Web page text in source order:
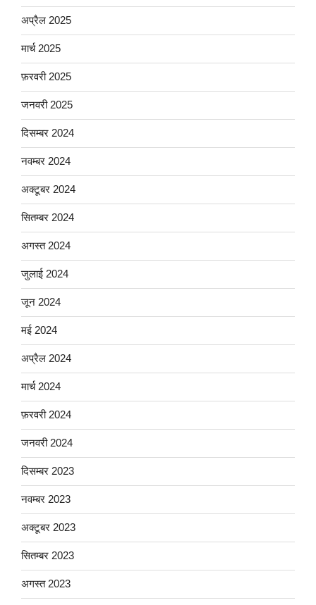
अप्रैल 2025
मार्च 2025
फ़रवरी 2025
जनवरी 2025
दिसम्बर 2024
नवम्बर 2024
अक्टूबर 2024
सितम्बर 2024
अगस्त 2024
जुलाई 2024
जून 2024
मई 2024
अप्रैल 2024
मार्च 2024
फ़रवरी 2024
जनवरी 2024
दिसम्बर 2023
नवम्बर 2023
अक्टूबर 2023
सितम्बर 2023
अगस्त 2023